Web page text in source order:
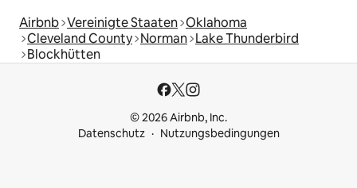
Airbnb Vereinigte Staaten Oklahoma
Cleveland County Norman Lake Thunderbird
Blockhütten
© 2026 Airbnb, Inc.
Datenschutz
Nutzungsbedingungen